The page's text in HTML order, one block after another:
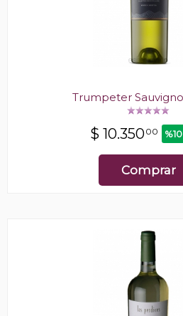
Trumpeter
$ 10.35000
Comprar